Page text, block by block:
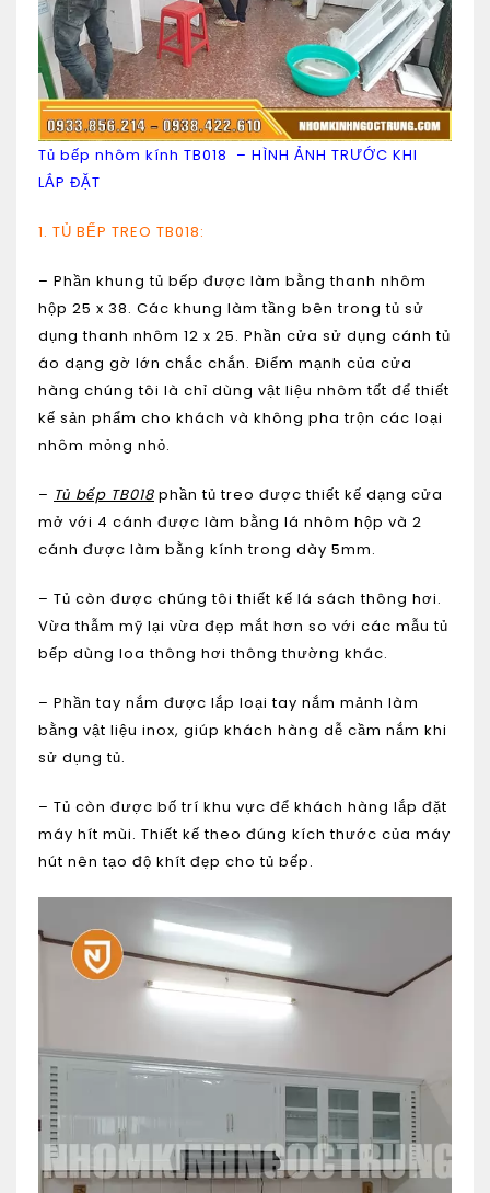
Tủ bếp nhôm kính TB018 – HÌNH ẢNH TRƯỚC KHI
LẮP ĐẶT
1. TỦ BẾP TREO TB018:
– Phần khung tủ bếp được làm bằng thanh nhôm
hộp 25 x 38. Các khung làm tầng bên trong tủ sử
dụngthanh nhôm 12 x 25. Phần cửa sử dụng cánh tủ
áo dạng gờ lớn chắc chắn. Điểm mạnh của cửa
hàng chúng tôi là chỉ dùng vật liệu nhôm tốt để thiết
kế sản phẩm cho khách và không pha trộn các loại
nhôm mỏng nhỏ.
– Tủ bếp TB018 phần tủ treo được thiết kế dạng cửa
mở với 4 cánh được làm bằng lá nhôm hộp và 2
cánh được làm bằng kính trong dày 5mm.
– Tủ còn được chúng tôi thiết kế lá sách thông hơi.
Vừa thẫm mỹ lại vừa đẹp mắt hơn so với các mẫu tủ
bếp dùng loa thông hơi thông thường khác.
– Phần tay nắm được lắp loại tay nắm mảnh làm
bằng vật liệu inox, giúp khách hàng dễ cầm nắm khi
sử dụng tủ.
– Tủ còn được bố trí khu vực để khách hàng lắp đặt
máy hít mùi. Thiết kế theo đúng kích thước của máy
hút nên tạo độ khít đẹp cho tủ bếp.